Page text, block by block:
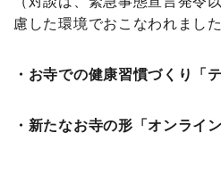
慮した環境でおこなわれました
・お寺での健康習慣づくり「
・新たなお寺の形「オンライン